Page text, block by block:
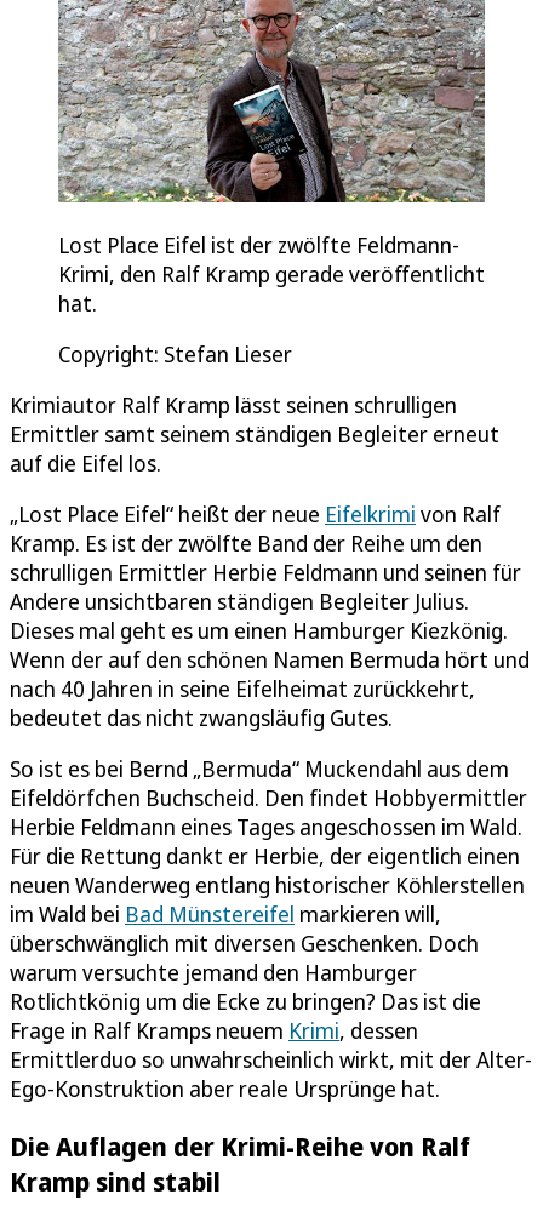
Lost Place Eifel ist der zwölfte Feldmann-
Krimi, den Ralf Kramp gerade veröffentlicht
hat.
Copyright: Stefan Lieser
Krimiautor Ralf Kramp lässt seinen schrulligen
Ermittler samt seinem ständigen Begleiter erneut
auf die Eifel los.
„Lost Place Eifel“ heißt der neue Eifelkrimi von Ralf
Kramp. Es ist der zwölfte Band der Reihe um den
schrulligen Ermittler Herbie Feldmann und seinen für
Andere unsichtbaren ständigen Begleiter Julius.
Dieses mal geht es um einen Hamburger Kiezkönig.
Wenn der auf den schönen Namen Bermuda hört und
nach 40 Jahren in seine Eifelheimat zurückkehrt,
bedeutet das nicht zwangsläufig Gutes.
So ist es bei Bernd „Bermuda“ Muckendahl aus dem
Eifeldörfchen Buchscheid. Den findet Hobbyermittler
Herbie Feldmann eines Tages angeschossen im Wald.
Für die Rettung dankt er Herbie, der eigentlich einen
neuen Wanderweg entlang historischer Köhlerstellen
im Wald bei Bad Münstereifel markieren will,
überschwänglich mit diversen Geschenken. Doch
warum versuchte jemand den Hamburger
Rotlichtkönig um die Ecke zu bringen? Das ist die
Frage in Ralf Kramps neuem Krimi, dessen
Ermittlerduo so unwahrscheinlich wirkt, mit der Alter-
Ego-Konstruktion aber reale Ursprünge hat.
Die Auflagen der Krimi-Reihe von Ralf
Kramp sind stabil